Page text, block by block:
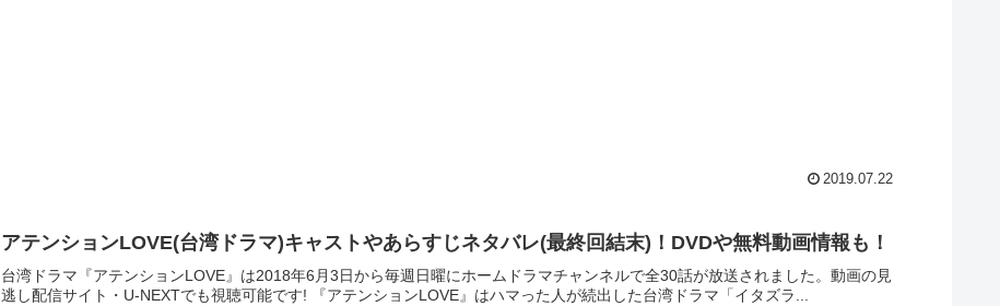
2019.07.22
アテンションLOVE(台湾ドラマ)キャストやあらすじネタバレ(最終回結末)！DVDや無料動画情報も！
台湾ドラマ『アテンションLOVE』は2018年6月3日から毎週日曜にホームドラマチャンネルで全30話が放送されました。動画の見
逃し配信サイト・U-NEXTでも視聴可能です! 『アテンションLOVE』はハマった人が続出した台湾ドラマ「イタズラ...